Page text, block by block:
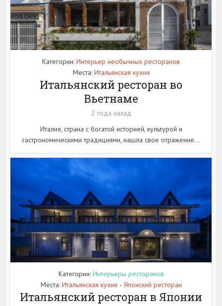
Категории: Интерьер необычных ресторанов
Места: Итальянская кухня
Итальянский ресторан во
Вьетнаме
2 года назад
Италия, страна с богатой историей, культурой и
гастрономическими традициями, нашла свое отражение...
Категории: Интерьеры ресторанов
Места: Итальянская кухня • Японский ресторан
Итальянский ресторан в Японии